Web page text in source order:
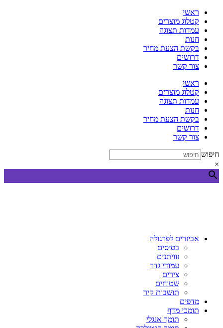
לתוכן
ראשי
קטלוג מוצרים
עמדות תצוגה
חנות
בקשת הצעת מחיר
דרושים
צור קשר
ראשי
קטלוג מוצרים
עמדות תצוגה
חנות
בקשת הצעת מחיר
דרושים
צור קשר
חיפוש
×
אביזרים לפרגולה
בסיסים
זוויתנים
עמודי גדר
צירים
שטוחים
תושבות קיר
מדפים
תומכי מדף
תומך אנגלי